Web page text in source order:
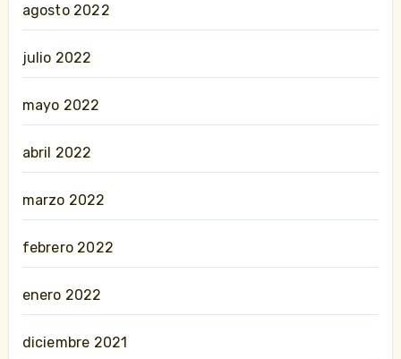
agosto 2022
julio 2022
mayo 2022
abril 2022
marzo 2022
febrero 2022
enero 2022
diciembre 2021